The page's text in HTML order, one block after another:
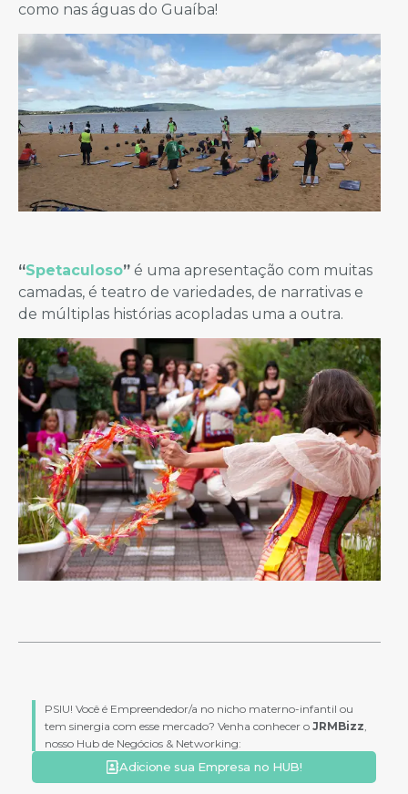
como nas águas do Guaíba!
“Spetaculoso” é uma apresentação com muitas
camadas, é teatro de variedades, de narrativas e
de múltiplas histórias acopladas uma a outra.
PSIU! Você é Empreendedor/a no nicho materno-infantil ou
tem sinergia com esse mercado? Venha conhecer o JRMBizz,
nosso Hub de Negócios & Networking:
Adicione sua Empresa no HUB!